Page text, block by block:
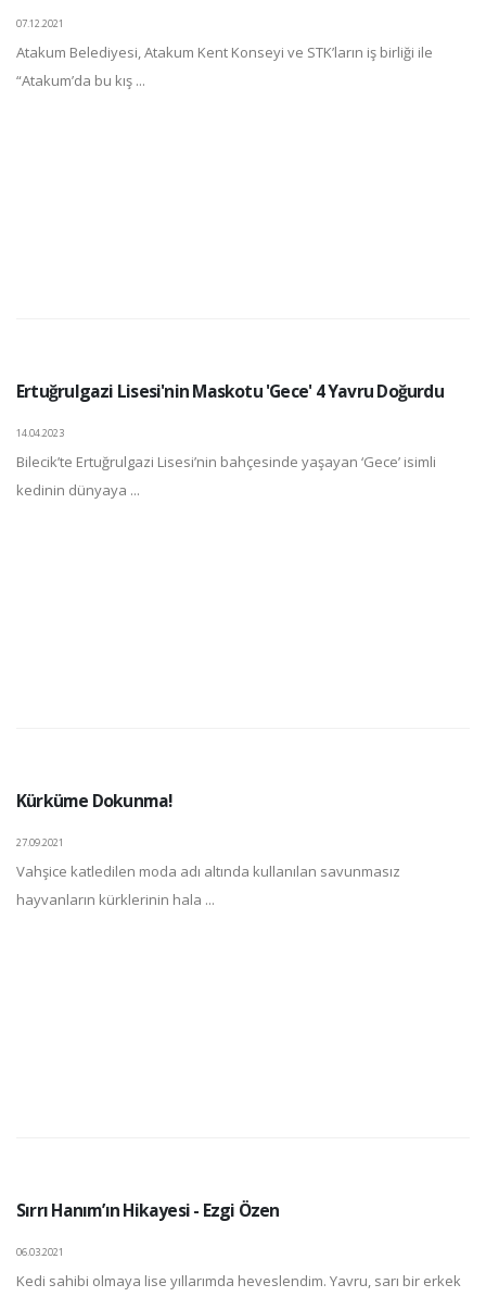
07.12.2021
Atakum Belediyesi, Atakum Kent Konseyi ve STK’ların iş birliği ile
“Atakum’da bu kış ...
Ertuğrulgazi Lisesi'nin Maskotu 'Gece' 4 Yavru Doğurdu
14.04.2023
Bilecik’te Ertuğrulgazi Lisesi’nin bahçesinde yaşayan ‘Gece’ isimli
kedinin dünyaya ...
Kürküme Dokunma!
27.09.2021
Vahşice katledilen moda adı altında kullanılan savunmasız
hayvanların kürklerinin hala ...
Sırrı Hanım’ın Hikayesi - Ezgi Özen
06.03.2021
Kedi sahibi olmaya lise yıllarımda heveslendim. Yavru, sarı bir erkek